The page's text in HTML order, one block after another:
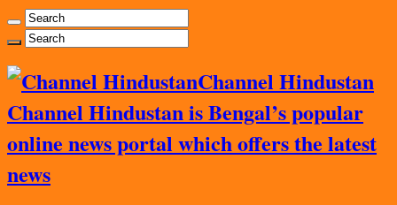
Channel Hindustan
Channel Hindustan is Bengal’s popular
online news portal which offers the latest
news